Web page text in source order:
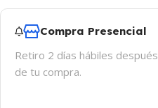
Compra Presencial
Retiro 2 días hábiles después
de tu compra.